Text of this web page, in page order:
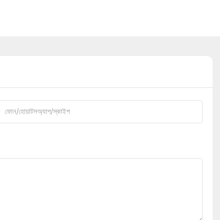
ফোন/হোয়াটসঅ্যাপ/স্কাইপ